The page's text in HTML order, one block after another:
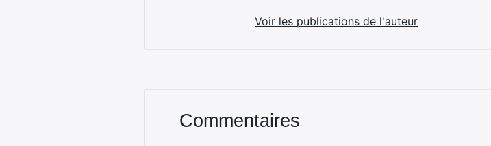
Voir les publications de l'auteur
Commentaires